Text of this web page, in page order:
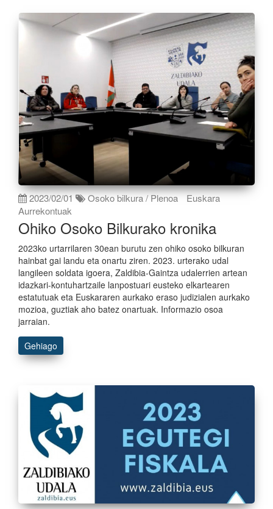
2023/02/01 Osoko bilkura / Plenoa
Euskara
Aurrekontuak
Ohiko Osoko Bilkurako kronika
2023ko urtarrilaren 30ean burutu zen ohiko osoko bilkuran
hainbat gai landu eta onartu ziren. 2023. urterako udal
langileen soldata igoera, Zaldibia-Gaintza udalerrien artean
idazkari-kontuhartzaile lanpostuari eusteko elkartearen
estatutuak eta Euskararen aurkako eraso judizialen aurkako
mozioa, guztiak aho batez onartuak. Informazio osoa
jarraian.
Gehiago